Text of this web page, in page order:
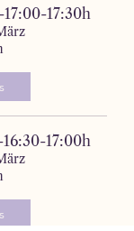
17:30h
17:00h